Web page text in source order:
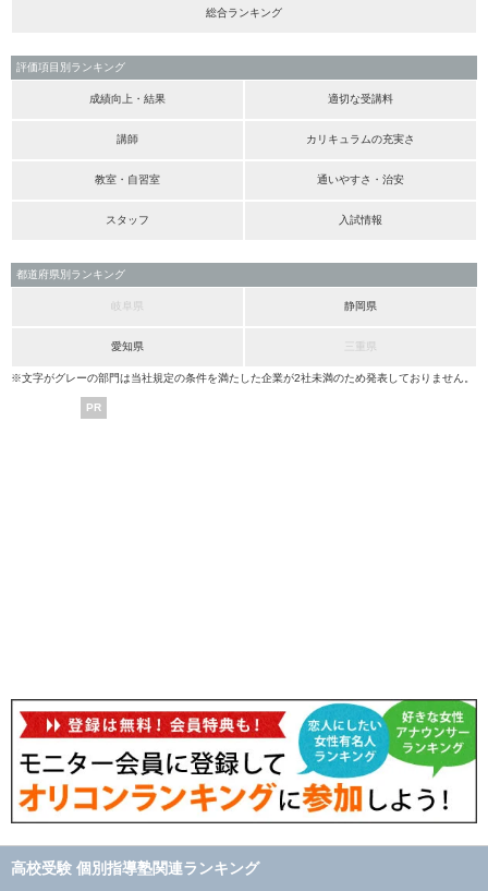
総合ランキング
評価項目別ランキング
成績向上・結果 適切な受講料
講師 カリキュラムの充実さ
教室・自習室 通いやすさ・治安
スタッフ 入試情報
都道府県別ランキング
岐阜県 静岡県
愛知県
※文字がグレーの部門は当社規定の条件を満たした企業が2社未満のため発表しておりません。
PR
高校受験 個別指導塾関連ランキング